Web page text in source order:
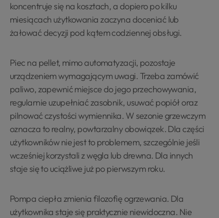
koncentruje się na kosztach, a dopiero po kilku
miesiącach użytkowania zaczyna doceniać lub
żałować decyzji pod kątem codziennej obsługi.
Piec na pellet, mimo automatyzacji, pozostaje
urządzeniem wymagającym uwagi. Trzeba zamówić
paliwo, zapewnić miejsce do jego przechowywania,
regularnie uzupełniać zasobnik, usuwać popiół oraz
pilnować czystości wymiennika. W sezonie grzewczym
oznacza to realny, powtarzalny obowiązek. Dla części
użytkowników nie jest to problemem, szczególnie jeśli
wcześniej korzystali z węgla lub drewna. Dla innych
staje się to uciążliwe już po pierwszym roku.
Pompa ciepła zmienia filozofię ogrzewania. Dla
użytkownika staje się praktycznie niewidoczna. Nie